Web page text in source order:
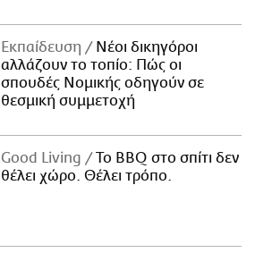
Εκπαίδευση
Νέοι δικηγόροι
αλλάζουν το τοπίο: Πώς οι
σπουδές Νομικής οδηγούν σε
θεσμική συμμετοχή
Good Living
Το BBQ στο σπίτι δεν
θέλει χώρο. Θέλει τρόπο.